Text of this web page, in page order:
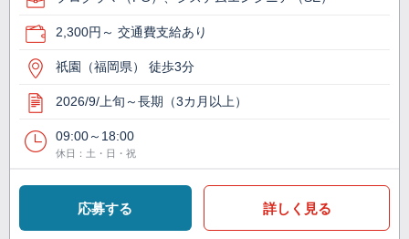
2,300円～ 交通費支給あり
祇園（福岡県） 徒歩3分
2026/9/上旬～長期（3カ月以上）
09:00～18:00
休日：土・日・祝
応募する 詳しく見る